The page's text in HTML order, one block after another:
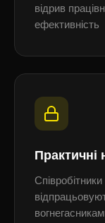
відрив
ефективність
Практичні